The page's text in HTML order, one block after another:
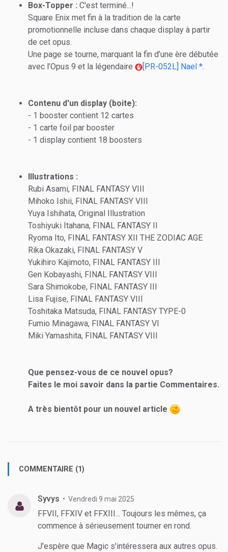
Box-Topper : C'est terminé...!
Square Enix met fin à la tradition de la carte
promotionnelle incluse dans chaque display à partir
de cet opus.
Une page se tourne, marquant la fin d’une ère débutée
avec l’Opus 9 et la légendaire
[PR-052L] Nael *.
Contenu d'un display (boite):
- 1 booster contient 12 cartes
- 1 carte foil par booster
- 1 display contient 18 boosters
Illustrations :
Rubi Asami, FINAL FANTASY VIII
Mihoko Ishii, FINAL FANTASY VIII
Yuya Ishihata, Original Illustration
Toshiyuki Itahana, FINAL FANTASY II
Ryoma Ito, FINAL FANTASY XII THE ZODIAC AGE
Rika Okazaki, FINAL FANTASY V
Yukihiro Kajimoto, FINAL FANTASY III
Gen Kobayashi, FINAL FANTASY VIII
Sara Shimokobe, FINAL FANTASY III
Lisa Fujise, FINAL FANTASY VIII
Toshitaka Matsuda, FINAL FANTASY TYPE-0
Fumio Minagawa, FINAL FANTASY VI
Miki Yamashita, FINAL FANTASY VIII
Que pensez-vous de ce nouvel opus?
Faites le moi savoir dans la partie Commentaires.
A très bientôt pour un nouvel article
COMMENTAIRE (1)
Syvys Vendredi 9 mai 2025
FFVII, FFXIV et FFXIII... Toujours les mêmes, ça
commence à sérieusement tourner en rond.
J'espère que Magic s'intéressera aux autres opus.